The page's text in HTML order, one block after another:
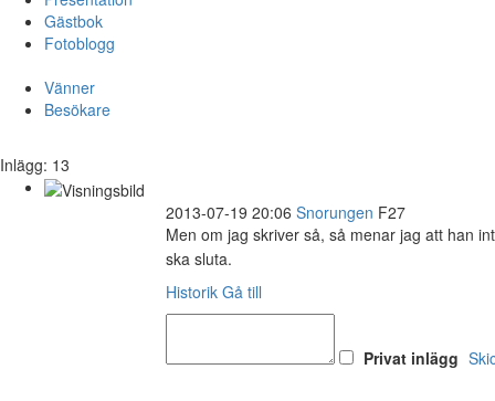
Gästbok
Fotoblogg
Vänner
Besökare
Inlägg: 13
2013-07-19 20:06 Snorungen F27
Men om jag skriver så, så menar jag att han
ska sluta.
Historik Gå till
Privat inlägg